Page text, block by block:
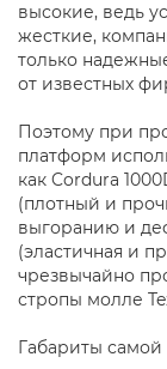
высокие, ведь
жесткие,
только
от известных
Поэтому при
платформ
как Cordura
(плотный и
выгоранию и
(эластичная и
чрезвычайно
стропы молле
Габариты самой